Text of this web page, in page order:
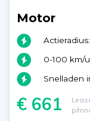
Motor
0-100 km/
Snelladen
€ 661
p/